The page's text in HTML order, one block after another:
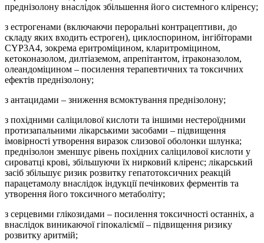
преднізолону внаслідок збільшення його системного кліренсу;
з естрогенами (включаючи пероральні контрацептиви, до
складу яких входить естроген), циклоспорином, інгібіторами
CYP3A4, зокрема еритроміцином, кларитроміцином,
кетоконазолом, дилтіаземом, апрепітантом, ітраконазолом,
олеандоміцином – посилення терапевтичних та токсичних
ефектів преднізолону;
з антацидами – зниження всмоктування преднізолону;
з похідними саліцилової кислоти та іншими нестероїдними
протизапальними лікарськими засобами – підвищення
імовірності утворення виразок слизової оболонки шлунка;
преднізолон зменшує рівень похідних саліцилової кислоти у
сироватці крові, збільшуючи їх нирковий кліренс; лікарський
засіб збільшує ризик розвитку гепатотоксичних реакцій
парацетамолу внаслідок індукції печінкових ферментів та
утворення його токсичного метаболіту;
з серцевими глікозидами – посилення токсичності останніх, а
внаслідок виникаючої гіпокаліємії – підвищення ризику
розвитку аритмій;